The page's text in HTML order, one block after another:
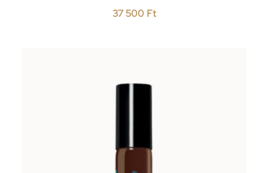
37 500 Ft